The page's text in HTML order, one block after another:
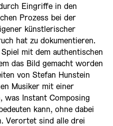
Eingriffe in den
Prozess bei der
künstlerischer
hat zu dokumentieren.
mit dem authentischen
das Bild gemacht worden
von Stefan Hunstein
Musiker mit einer
was Instant Composing
kann, ohne dabei
Verortet sind alle drei